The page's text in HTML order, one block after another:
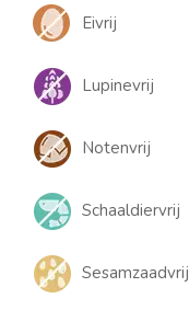
Eivrij
Lupinevrij
Notenvrij
Schaaldiervrij
Sesamzaadvrij